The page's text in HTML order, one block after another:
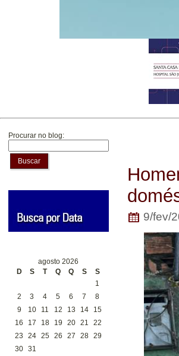
Procurar no blog:
Buscar
agosto 2026
D
S T Q Q S
S
1
2
3 4 5 6 7
8
9
10 11 12 13 14
15
16
17 18 19 20 21
22
23
24 25 26 27 28 29
30 31
9/fev/